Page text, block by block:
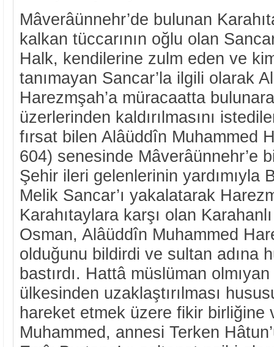
Mâverâünnehr’de bulunan
kalkan tüccarının oğlu olan
Halk, kendilerine zulm eden ve
tanımayan Sancar’la ilgili olarak
Harezmşah’a müracaatta
üzerlerinden kaldırılmasını
fırsat bilen Alâüddîn Muhammed
604) senesinde Mâverâünnehr’e
Şehir ileri gelenlerinin yardımıyla
Melik Sancar’ı yakalatarak
Karahıtaylara karşı olan
Osman, Alâüddîn Muhammed
olduğunu bildirdi ve sultan adına
bastırdı. Hattâ müslüman
ülkesinden uzaklaştırılması
hareket etmek üzere fikir birliğine
Muhammed, annesi Terken